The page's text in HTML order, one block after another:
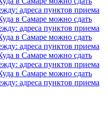
адреса пунктов приема
в Самаре можно сдать
адреса пунктов приема
в Самаре можно сдать
адреса пунктов приема
в Самаре можно сдать
адреса пунктов приема
в Самаре можно сдать
адреса пунктов приема